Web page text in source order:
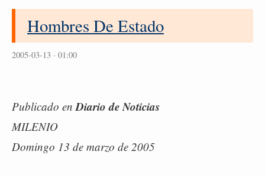
Hombres De Estado
2005-03-13 · 01:00
Publicado enDiario de Noticias
MILENIO
Domingo 13 de marzo de 2005